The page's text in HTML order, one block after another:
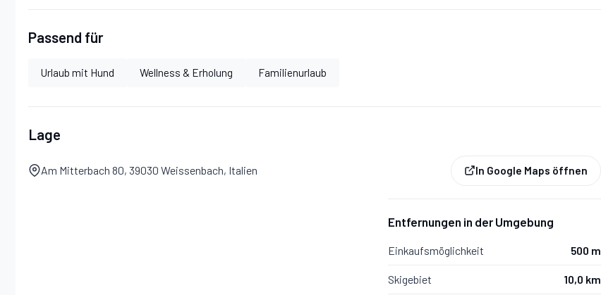
SAT-TV
Waschmaschine
Terrasse mit Gartenmöbeln und Gartengrill
Parkmöglichkeit für 2 PKW direkt vor dem Chalet
der vollautomatische Pelletsofen wird bei Anreise voll auf- bzw. nachgefüllt - jede weitere
Passend für
Urlaub mit Hund Wellness & Erholung Familienurlaub
Lage
Am Mitterbach 80, 39030 Weissenbach, Italien In Google Maps öffnen
Entfernungen in der Umgebung
Einkaufsmöglichkeit 500 m
Skigebiet 10,0 km